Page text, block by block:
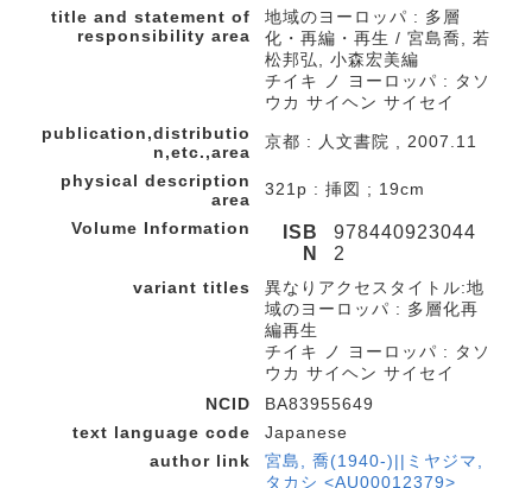
title and statement of
responsibility area
地域のヨーロッパ : 多層
化・再編・再生 / 宮島喬, 若
松邦弘, 小森宏美編
チイキ ノ ヨーロッパ : タソ
ウカ サイヘン サイセイ
publication,distributio
n,etc.,area
京都 : 人文書院 , 2007.11
physical description
area
321p : 挿図 ; 19cm
Volume Information
ISB
N
978440923044
2
variant titles
異なりアクセスタイトル:地
域のヨーロッパ : 多層化再
編再生
チイキ ノ ヨーロッパ : タソ
ウカ サイヘン サイセイ
NCID
BA83955649
text language code
Japanese
author link
宮島, 喬(1940-)||ミヤジマ,
タカシ <AU00012379>